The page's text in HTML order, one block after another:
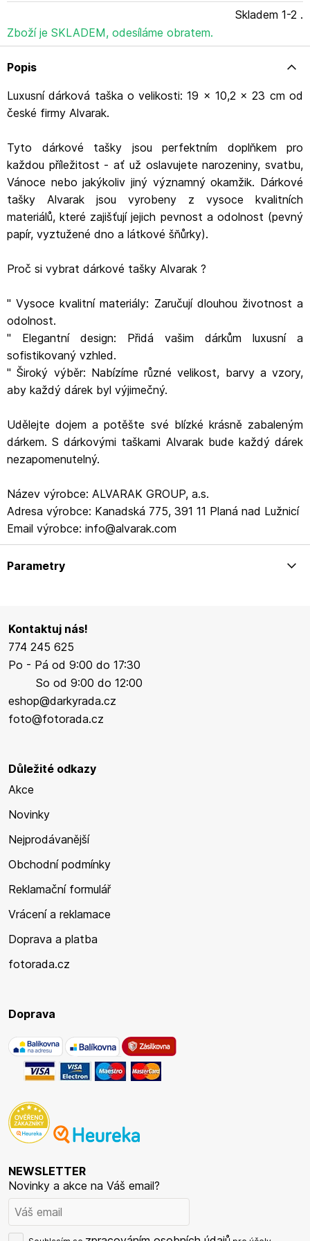
dárkem. S dárkovými taškami Alvarak bude každý dárek
a.s. Adresa výrobce: Kanadská 775, 391 11 Planá nad
Lužnicí Email výrobce: info@alvarak.com
Skladem 1-2 .
Zboží je SKLADEM, odesíláme obratem.
Popis
Luxusní dárková taška o velikosti: 19 x 10,2 x 23 cm od
české firmy Alvarak.
Tyto dárkové tašky jsou perfektním doplňkem pro
každou příležitost - ať už oslavujete narozeniny, svatbu,
Vánoce nebo jakýkoliv jiný významný okamžik. Dárkové
tašky Alvarak jsou vyrobeny z vysoce kvalitních
materiálů, které zajišťují jejich pevnost a odolnost (pevný
papír, vyztužené dno a látkové šňůrky).
Proč si vybrat dárkové tašky Alvarak ?
" Vysoce kvalitní materiály: Zaručují dlouhou životnost a
odolnost.
" Elegantní design: Přidá vašim dárkům luxusní a
sofistikovaný vzhled.
" Široký výběr: Nabízíme různé velikost, barvy a vzory,
aby každý dárek byl výjimečný.
Udělejte dojem a potěšte své blízké krásně zabaleným
dárkem. S dárkovými taškami Alvarak bude každý dárek
nezapomenutelný.
Název výrobce: ALVARAK GROUP, a.s.
Adresa výrobce: Kanadská 775, 391 11 Planá nad Lužnicí
Email výrobce: info@alvarak.com
Parametry
Kontaktuj nás!
774 245 625
Po - Pá od 9:00 do 17:30
So od 9:00 do 12:00
eshop@darkyrada.cz
foto@fotorada.cz
Důležité odkazy
Akce
Novinky
Nejprodávanější
Obchodní podmínky
Reklamační formulář
Vrácení a reklamace
Doprava a platba
fotorada.cz
Doprava
NEWSLETTER
Novinky a akce na Váš email?